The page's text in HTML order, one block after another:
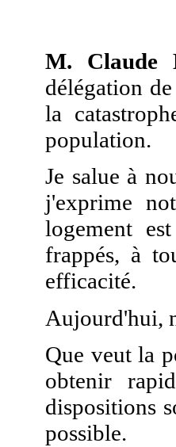
M. Claude
délégation
la
population.
Je salue à
j'exprime
logement
frappés, à
efficacité.
Aujourd'hui,
Que veut la
obtenir
dispositions
possible.